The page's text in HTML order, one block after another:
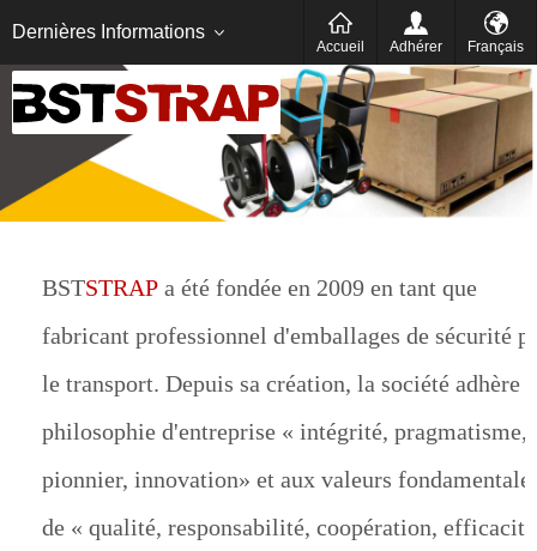
Dernières Informations
Accueil Adhérer Français
Italien
BSTSTRAP a été fondée en 2009 en tant que
fabricant professionnel d'emballages de sécurité
le transport. Depuis sa création, la société adhère
philosophie d'entreprise « intégrité, pragmatisme,
pionnier, innovation» et aux valeurs
de « qualité, responsabilité, coopération,